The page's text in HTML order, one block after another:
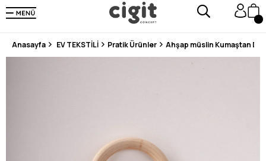
250.000'DEN FAZLA DEĞERLENDİRMEDE 5 ÜZERİNDEN 4.8 PUAN ALDI ⭐⭐⭐⭐⭐
3 MİLYONDAN FAZLA MUTLU MÜŞTERİ ❤️ 10 MİLYON ÜRÜN
Anasayfa EV TEKSTİLİ Pratik Ürünler Ahşap müslin Kumaştan Diş